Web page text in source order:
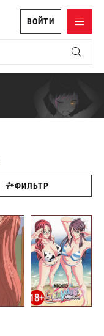
ВОЙТИ
ФИЛЬТР